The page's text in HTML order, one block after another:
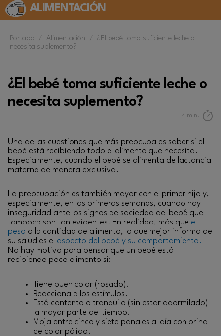
ALIMENTACIÓN
Portada / Alimentación / ¿El bebé toma suficiente leche o
necesita suplemento?
¿El bebé toma suficiente leche o
necesita suplemento?
4 min.
Una de las cuestiones que más preocupa es saber si el
bebé está recibiendo todo el alimento que necesita.
Especialmente, cuando el bebé se alimenta de lactancia
materna de manera exclusiva.
La preocupación es también mayor con el primer hijo y,
especialmente, en las primeras semanas, cuando hay
inseguridad ante los signos de saciedad del bebé que
tampoco son tan evidentes. En realidad, más que el
peso o la cantidad de alimento, lo que mejor informa de
su salud es el aspecto del bebé y su comportamiento.
No hay motivo para pensar que un bebé está
recibiendo poco alimento si:
Tiene buen color (rosado).
Reacciona a los estímulos.
Está contento o tranquilo (sin estar adormilado)
la mayor parte del tiempo.
Moja entre cinco y siete pañales al día con orina
de color pálido.